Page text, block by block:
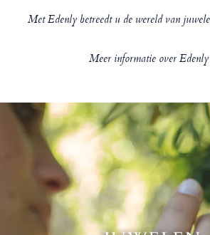
Met Edenly betreedt u de wereld van
Meer informatie over Edenly